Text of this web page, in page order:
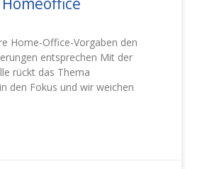
Home-Office-Vorgaben den
entsprechen Mit der
rückt das Thema
den Fokus und wir weichen